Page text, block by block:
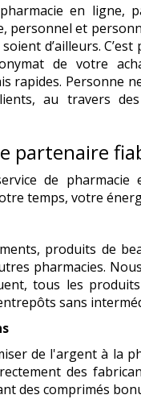
en ligne,
personnel et
d’ailleurs.
de votre
rapides. Personne
au travers
partenaire
de
temps, votre
produits de
pharmacies.
tous les
sans
de l'argent à la
des
des comprimés